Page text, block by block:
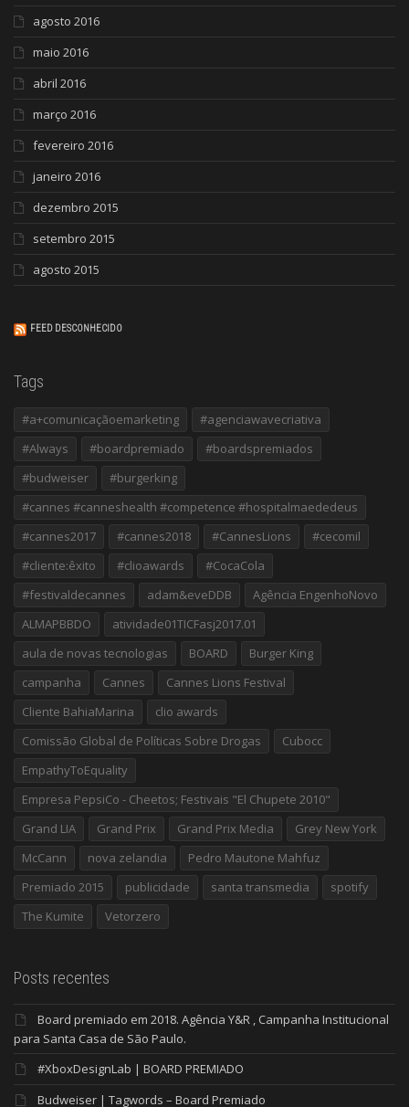
agosto 2016
maio 2016
abril 2016
março 2016
fevereiro 2016
janeiro 2016
dezembro 2015
setembro 2015
agosto 2015
FEED DESCONHECIDO
Tags
#a+comunicaçãoemarketing
#agenciawavecriativa
#Always
#boardpremiado
#boardspremiados
#budweiser
#burgerking
#cannes #canneshealth #competence #hospitalmaededeus
#cannes2017
#cannes2018 #CannesLions
#cecomil
#cliente:êxito
#clioawards
#CocaCola
#festivaldecannes
adam&eveDDB
Agência EngenhoNovo
ALMAPBBDO
atividade01TICFasj2017.01
aula de novas tecnologias
BOARD
Burger King
campanha
Cannes
Cannes Lions Festival
Cliente BahiaMarina
clio awards
Comissão Global de Políticas Sobre Drogas
Cubocc
EmpathyToEquality
Empresa PepsiCo - Cheetos; Festivais "El Chupete 2010"
Grand LIA
Grand Prix Grand Prix Media
Grey New York
McCann
nova zelandia
Pedro Mautone Mahfuz
Premiado 2015
publicidade santa transmedia
spotify
The Kumite
Vetorzero
Posts recentes
Board premiado em 2018. Agência Y&R , Campanha Institucional
para Santa Casa de São Paulo.
#XboxDesignLab | BOARD PREMIADO
Budweiser | Tagwords – Board Premiado